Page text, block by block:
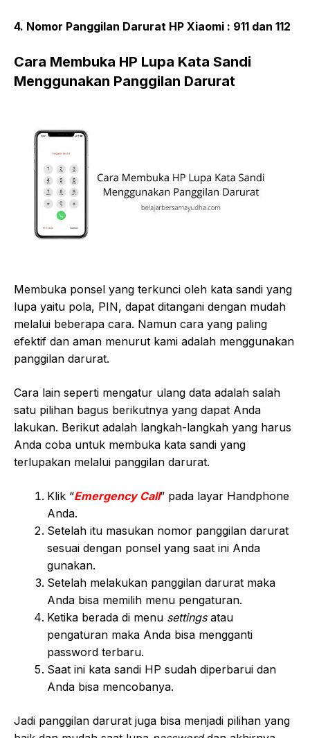
4. Nomor Panggilan Darurat HP Xiaomi : 911 dan 112
Cara Membuka HP Lupa Kata Sandi
Menggunakan Panggilan Darurat
Membuka ponsel yang terkunci oleh kata sandi yang
lupa yaitu pola, PIN, dapat ditangani dengan mudah
melalui beberapa cara. Namun cara yang paling
efektif dan aman menurut kami adalah menggunakan
panggilan darurat.
Cara lain seperti mengatur ulang data adalah salah
satu pilihan bagus berikutnya yang dapat Anda
lakukan. Berikut adalah langkah-langkah yang harus
Anda coba untuk membuka kata sandi yang
terlupakan melalui panggilan darurat.
Klik “Emergency Call” pada layar Handphone
Anda.
Setelah itu masukan nomor panggilan darurat
sesuai dengan ponsel yang saat ini Anda
gunakan.
Setelah melakukan panggilan darurat maka
Anda bisa memilih menu pengaturan.
Ketika berada di menu settingsatau
pengaturan maka Anda bisa mengganti
password terbaru.
Saat ini kata sandi HP sudah diperbarui dan
Anda bisa mencobanya.
Jadi panggilan darurat juga bisa menjadi pilihan yang